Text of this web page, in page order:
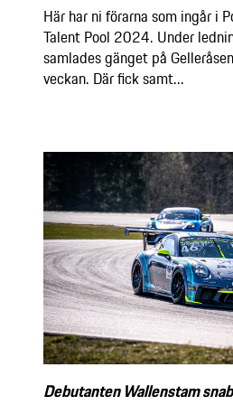
Här har ni förarna som ingår i
Talent Pool 2024. Under
samlades gänget på
veckan. Där fick samt...
Debutanten Wallenstam